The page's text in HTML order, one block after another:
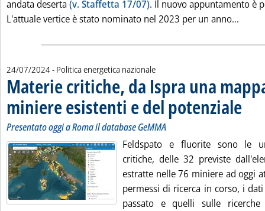
andata deserta(v. Staffetta 17/07). Il nuovo appuntamento è
L'attuale vertice è stato nominato nel 2023 per un anno...
24/07/2024- Politica energetica nazionale
Materie critiche, da Ispra una
miniere esistenti e del potenziale..
Presentato oggi a Roma il database GeMMA
Feldspato e fluorite sono le
critiche, delle 32 previste
estratte nelle 76 miniere ad oggi
permessi di ricerca in corso, i
passato e quelli sulle ricerche